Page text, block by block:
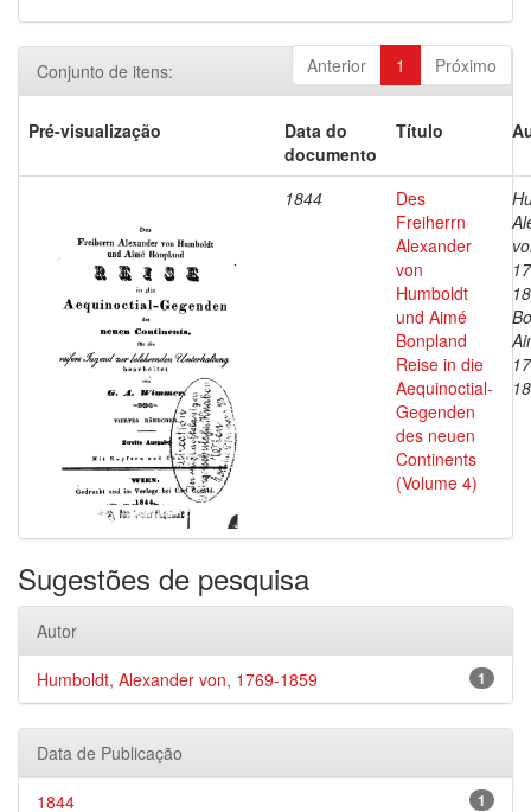
Anterior 1 Próximo
Conjunto de itens:
Pré-visualização
Data do
documento
Título
1844
Des
Freiherrn
Alexander
von
Humboldt
und Aimé
Bonpland
Reise in die
Aequinoctial-
Gegenden
des neuen
Continents
(Volume 4)
Sugestões de pesquisa
Autor
1
Humboldt, Alexander von, 1769-1859
Data de Publicação
1
1844